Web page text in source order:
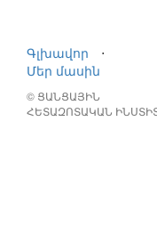
Գլխավոր
⋅
Մեր մասին
© ՑԱՆՑԱՅԻՆ
ՀԵՏԱԶՈՏԱԿԱՆ